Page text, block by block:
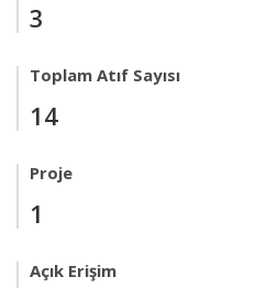
3
Toplam Atıf Sayısı
14
Proje
1
Açık Erişim